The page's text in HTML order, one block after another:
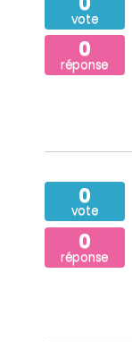
vote
0
réponse
0
vote
0
réponse